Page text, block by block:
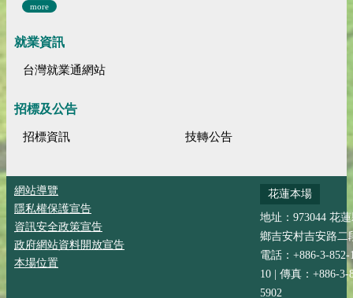
more
就業資訊
台灣就業通網站
招標及公告
招標資訊 技轉公告
網站導覽
隱私權保護宣告
資訊安全政策宣告
政府網站資料開放宣告
本場位置
花蓮本場
地址：973044 花
鄉吉安村吉安路二
電話：+886-3-852-
10 | 傳真：+886-3-
5902